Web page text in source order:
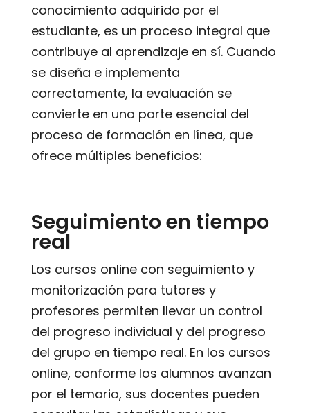
conocimiento adquirido por el
estudiante, es un proceso integral que
contribuye al aprendizaje en sí. Cuando
se diseña e implementa
correctamente, la evaluación se
convierte en una parte esencial del
proceso de formación en línea, que
ofrece múltiples beneficios:
Seguimiento en tiempo
real
Los cursos online con seguimiento y
monitorización para tutores y
profesores permiten llevar un control
del progreso individual y del progreso
del grupo en tiempo real. En los cursos
online, conforme los alumnos avanzan
por el temario, sus docentes pueden